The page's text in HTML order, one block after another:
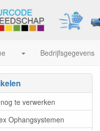
Bedrijfsgegevens
te verwerken
Ophangsystemen